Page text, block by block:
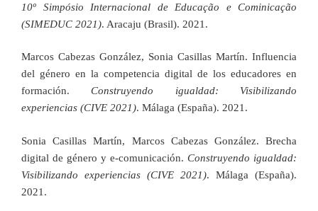
10º Simpósio Internacional de Educação e Cominicação
(SIMEDUC 2021). Aracaju (Brasil). 2021.
Marcos Cabezas González, Sonia Casillas Martín. Influencia
del género en la competencia digital de los educadores en
formación.Construyendo igualdad: Visibilizando
experiencias (CIVE 2021). Málaga (España). 2021.
Sonia Casillas Martín, Marcos Cabezas González. Brecha
digital de género y e-comunicación. Construyendo igualdad:
Visibilizando experiencias (CIVE 2021). Málaga (España).
2021.